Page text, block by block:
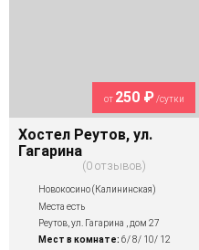
от 250 ₽/сутки
Хостел Реутов, ул.
Гагарина
0 отзывов
Новокосино (Калининская)
Места есть
Реутов, ул. Гагарина , дом 27
Мест в комнате: 6/ 8/ 10/ 12